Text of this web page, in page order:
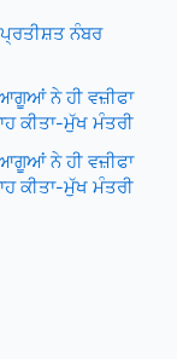
ਪ੍ਰਤੀਸ਼ਤ ਨੰਬਰ
ਨੇ ਹੀ ਵਜ਼ੀਫਾ
ਕੀਤਾ-ਮੁੱਖ ਮੰਤਰੀ
ਨੇ ਹੀ ਵਜ਼ੀਫਾ
ਕੀਤਾ-ਮੁੱਖ ਮੰਤਰੀ